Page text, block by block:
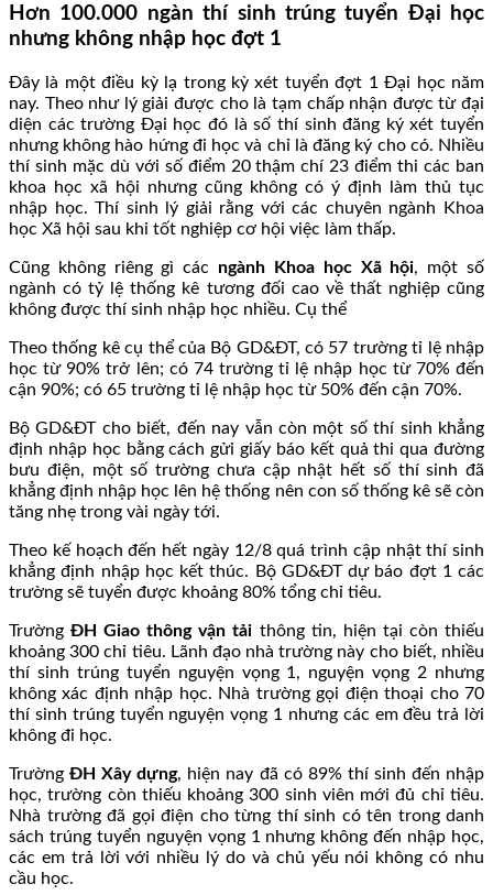
Hơn 100.000 ngàn thí sinh trúng tuyển Đại học
nhưng không nhập học đợt 1
Đây là một điều kỳ lạ trong kỳ xét tuyển đợt 1 Đại học năm
nay. Theo như lý giải được cho là tạm chấp nhận được từ đại
diện các trường Đại học đó là số thí sinh đăng ký xét tuyển
nhưng không hào hứng đi học và chỉ là đăng ký cho có. Nhiều
thí sinh mặc dù với số điểm 20 thậm chí 23 điểm thi các ban
khoa học xã hội nhưng cũng không có ý định làm thủ tục
nhập học. Thí sinh lý giải rằng với các chuyên ngành Khoa
học Xã hội sau khi tốt nghiệp cơ hội việc làm thấp.
Cũng không riêng gì các ngành Khoa học Xã hội, một số
ngành có tỷ lệ thống kê tương đối cao về thất nghiệp cũng
không được thí sinh nhập học nhiều. Cụ thể
Theo thống kê cụ thể của Bộ GD&ĐT, có 57 trường tỉ lệ nhập
học từ 90% trở lên; có 74 trường tỉ lệ nhập học từ 70% đến
cận 90%; có 65 trường tỉ lệ nhập học từ 50% đến cận 70%.
Bộ GD&ĐT cho biết, đến nay vẫn còn một số thí sinh khẳng
định nhập học bằng cách gửi giấy báo kết quả thi qua đường
bưu điện, một số trường chưa cập nhật hết số thí sinh đã
khẳng định nhập học lên hệ thống nên con số thống kê sẽ còn
tăng nhẹ trong vài ngày tới.
Theo kế hoạch đến hết ngày 12/8 quá trình cập nhật thí sinh
khẳng định nhập học kết thúc. Bộ GD&ĐT dự báo đợt 1 các
trường sẽ tuyển được khoảng 80% tổng chỉ tiêu.
TrườngĐH Giao thông vận tải thông tin, hiện tại còn thiếu
khoảng 300 chỉ tiêu. Lãnh đạo nhà trường này cho biết, nhiều
thí sinh trúng tuyển nguyện vọng 1, nguyện vọng 2 nhưng
không xác định nhập học. Nhà trường gọi điện thoại cho 70
thí sinh trúng tuyển nguyện vọng 1 nhưng các em đều trả lời
không đi học.
TrườngĐH Xây dựng, hiện nay đã có 89% thí sinh đến nhập
học, trường còn thiếu khoảng 300 sinh viên mới đủ chỉ tiêu.
Nhà trường đã gọi điện cho từng thí sinh có tên trong danh
sách trúng tuyển nguyện vọng 1 nhưng không đến nhập học,
các em trả lời với nhiều lý do và chủ yếu nói không có nhu
cầu học.